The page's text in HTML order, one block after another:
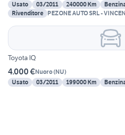
Usato
03/2011 240000 Km
Rivenditore PEZONE AUTO SRL -
Toyota IQ
4.000 €Nuoro(NU)
Usato
03/2011 199000 Km